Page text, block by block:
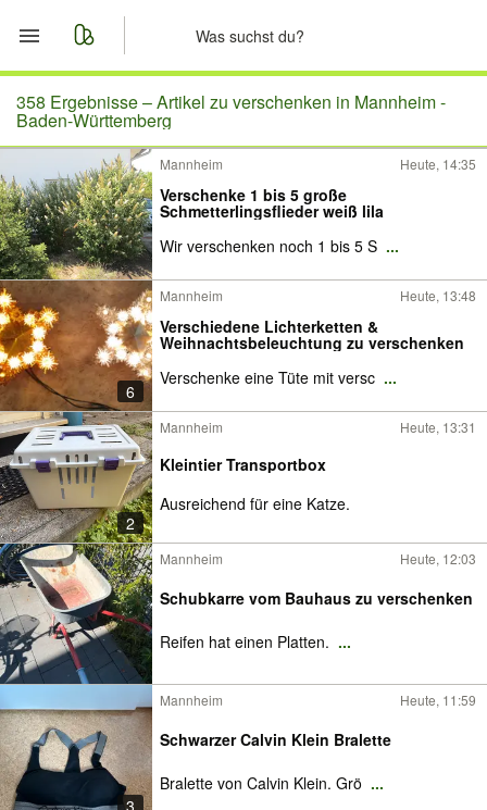
Start
Merkliste
Nachrichten
Anzeige aufgeben
358 Ergebnisse –Artikel zu verschenken in Mannheim -
Baden-Württemberg
Mannheim Heute, 14:35
Verschenke 1 bis 5 große
Schmetterlingsflieder weiß lila
Wir verschenken noch 1 bis 5 S ...
6
Mannheim Heute, 13:48
Verschiedene Lichterketten &
Weihnachtsbeleuchtung zu verschenken
Verschenke eine Tüte mit versc ...
2
Mannheim Heute, 13:31
Kleintier Transportbox
Ausreichend für eine Katze.
Mannheim Heute, 12:03
Schubkarre vom Bauhaus zu verschenken
Reifen hat einen Platten. ...
3
Mannheim Heute, 11:59
Schwarzer Calvin Klein Bralette
Bralette von Calvin Klein. Grö ...